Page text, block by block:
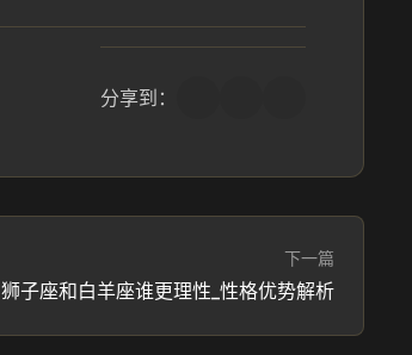
分享到：
下一篇
狮子座和白羊座谁更理性_性格优势解析